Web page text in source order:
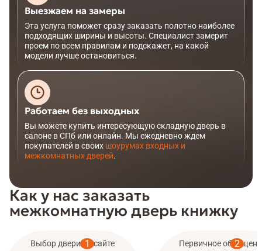
Выезжаем на замеры
Эта услуга поможет сразу заказать полотно наиболее
подходящих ширины и высоты. Специалист замерит
проем по всем правилам и подскажет, на какой
модели лучше остановиться.
Работаем без выходных
Вы можете купить интересующую складную дверь в
салоне в СПб или онлайн. Мы ежедневно ждем
покупателей в своих шоурумах входных и
межкомнатных дверей.
Как у нас заказать
межкомнатную дверь книжку
Выбор двери на сайте
Первичное